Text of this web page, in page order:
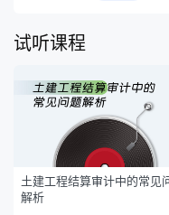
试听课程
土建工程结算审计中的常见
解析